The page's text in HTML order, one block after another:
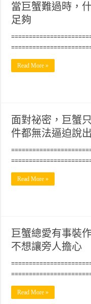
當巨蟹難過時，
足夠
Read More »
面對祕密，巨蟹
件都無法逼迫說
Read More »
巨蟹總愛有事裝
不想讓旁人擔心
Read More »